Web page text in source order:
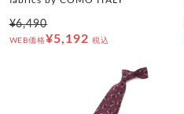
¥6,490
WEB価格¥5,192 税込